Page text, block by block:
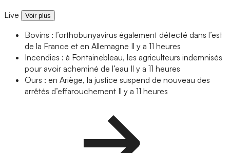
Live Voir plus
Bovins : l’orthobunyavirus également détecté dans l’est
de la France et en Allemagne Il y a 11 heures
Incendies : à Fontainebleau, les agriculteurs indemnisés
pour avoir acheminé de l’eau Il y a 11 heures
Ours : en Ariège, la justice suspend de nouveau des
arrêtés d’effarouchement Il y a 11 heures